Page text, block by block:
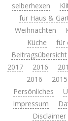
selberhexen
für Haus &
Weihnachten
Küche
für
Beitragsübersicht
2017
2016
2016
2015
Persönliches
Impressum
Disclaimer